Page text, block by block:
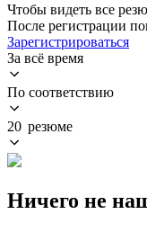
Чтобы видеть все
После регистрации
Зарегистрироваться
За всё время
По соответствию
20 резюме
Ничего не